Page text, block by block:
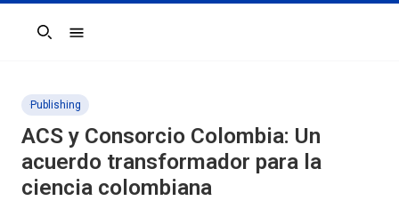
Search
Publishing
ACS y Consorcio Colombia: Un
acuerdo transformador para la
ciencia colombiana